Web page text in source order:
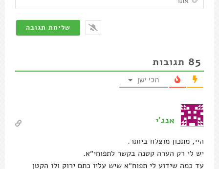
85 תגובות
הכי ישן
אנג׳י
היי, מתכון מוצלח ביותר.
יש לי רק הערה קטנה בקשר לתפוחי״א.
עד כמה שידוע לי תפוח״א שיש עליו כתם ירוק ולו הקטן